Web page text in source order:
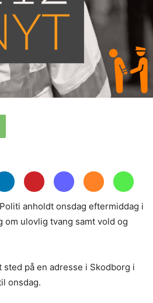
anholdt onsdag eftermiddag i
om ulovlig tvang samt vold og
på en adresse i Skodborg i
onsdag.